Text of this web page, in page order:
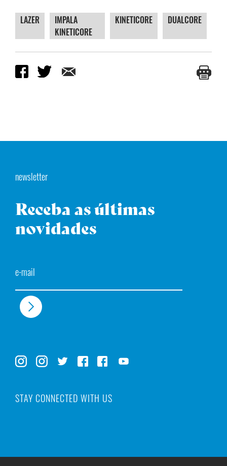
LAZER
IMPALA
KINETICORE
KINETICORE DUALCORE
newsletter
Receba as últimas
novidades
Email
STAY CONNECTED WITH US